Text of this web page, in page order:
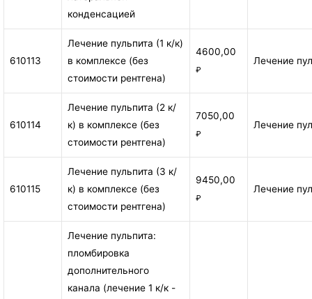
конденсацией
610113
Лечение пульпита (1 к/к)
в комплексе (без
стоимости рентгена)
4600,00
₽
Лечение
610114
Лечение пульпита (2 к/
к) в комплексе (без
стоимости рентгена)
7050,00
₽
Лечение
610115
Лечение пульпита (3 к/
к) в комплексе (без
стоимости рентгена)
9450,00
₽
Лечение
Лечение пульпита:
пломбировка
дополнительного
канала (лечение 1 к/к -